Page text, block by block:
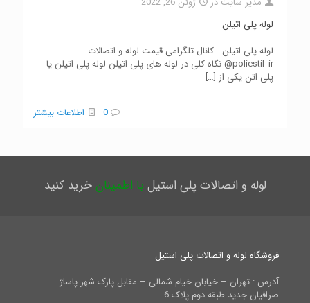
لوله پلی اتیلن
لوله پلی اتیلن کانال تلگرامی قیمت لوله و اتصالات
poliestil_ir@ نگاه کلی در لوله های پلی اتیلن لوله پلی اتیلن یا
پلی اتن یکی از […]
0 اطلاعات بیشتر
لوله و اتصالات پلی استیل با اطمینانخرید کنید
فروشگاه لوله و اتصالات پلی استیل
آدرس : تهران – خیابان خیام شمالی – مقابل پارک شهر پاساژ
صرافیان جدید طبقه دوم پلاک 6